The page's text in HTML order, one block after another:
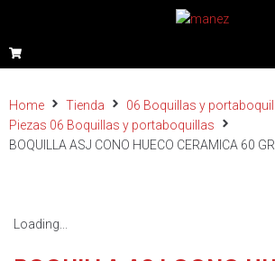
Home Tienda
06 Boquillas y
Piezas 06 Boquillas y portaboquillas
BOQUILLA ASJ CONO HUECO CERAMICA 60
Loading...